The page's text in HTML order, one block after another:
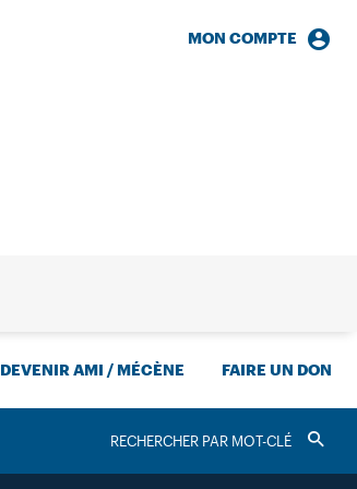
MON COMPTE
DEVENIR AMI / MÉCÈNE FAIRE UN DON
Valider